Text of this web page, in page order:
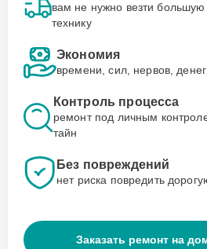
вам не нужно везти
технику
Экономия
времени, сил, нервов, денег
Контроль процесса
ремонт под личным
тайн
Без повреждений
нет риска повредить
Заказать ремонт на